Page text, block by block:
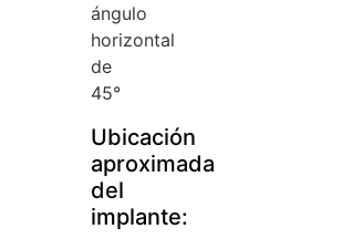
ángulo
horizontal
de
45°
Ubicación
aproximada
del
implante: